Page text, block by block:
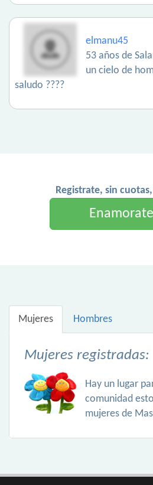
elmanu45
53 años de
un cielo de
saludo ????
Registrate, sin
Mujeres Hombres
Mujeres registradas:
Hay un lugar
comunidad
mujeres de